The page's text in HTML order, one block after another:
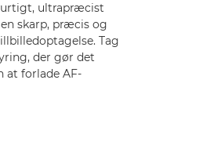
ultrapræcist
skarp, præcis og
Tag
der gør det
at forlade AF-